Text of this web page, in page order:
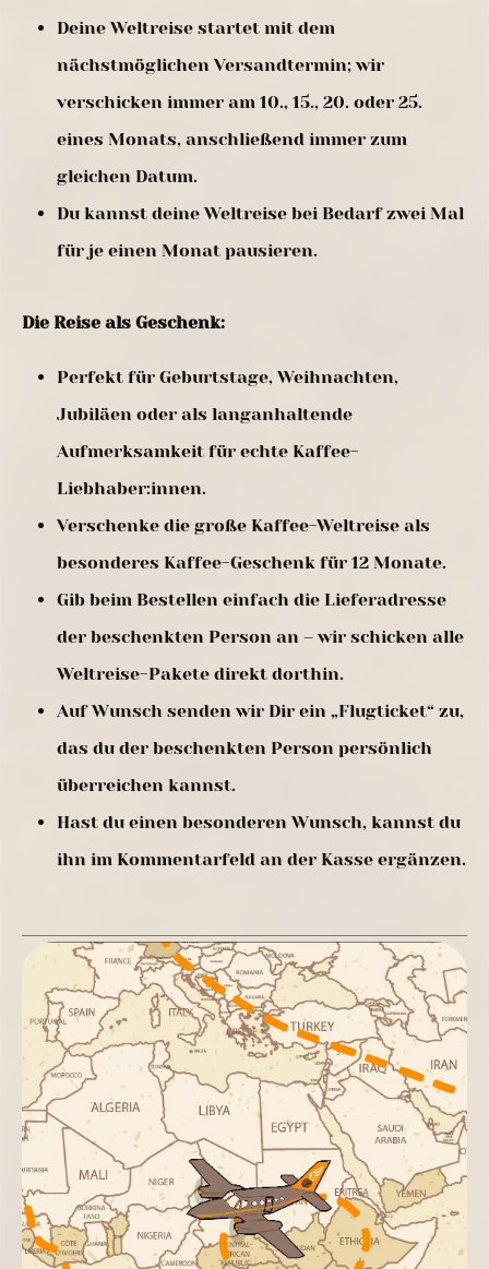
Deine Weltreise startet mit dem
nächstmöglichen Versandtermin; wir
verschicken immer am 10., 15., 20. oder 25.
eines Monats, anschließend immer zum
gleichen Datum.
Du kannst deine Weltreise bei Bedarf zwei Mal
für je einen Monat pausieren.
Die Reise als Geschenk:
Perfekt für Geburtstage, Weihnachten,
Jubiläen oder als langanhaltende
Aufmerksamkeit für echte Kaffee-
Liebhaber:innen.
Verschenke die große Kaffee-Weltreise als
besonderes Kaffee-Geschenk für 12 Monate.
Gib beim Bestellen einfach die Lieferadresse
der beschenkten Person an – wir schicken alle
Weltreise-Pakete direkt dorthin.
Auf Wunsch senden wir Dir ein „Flugticket“ zu,
das du der beschenkten Person persönlich
überreichen kannst.
Hast du einen besonderen Wunsch, kannst du
ihn im Kommentarfeld an der Kasse ergänzen.